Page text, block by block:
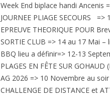
Week End biplace handi Ancenis
JOURNEE PLIAGE SECOURS
EPREUVE THEORIQUE POUR
SORTIE CLUB => 14 au 17 Mai –
BBQ lieu a définir=> 12-13
PLAGES EN FÊTE SUR
AG 2026 => 10 Novembre au soir
CHALLENGE DE DISTANCE et